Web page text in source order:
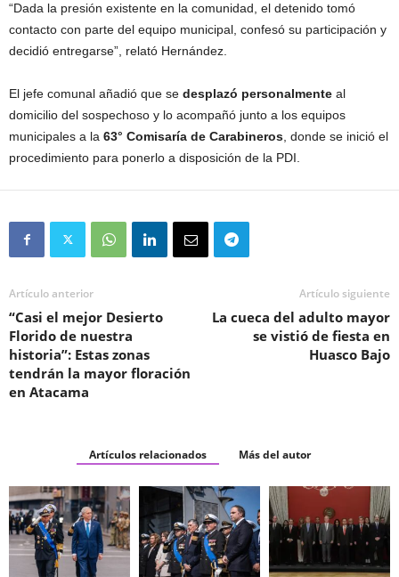
“Dada la presión existente en la comunidad, el detenido tomó
contacto con parte del equipo municipal, confesó su participación y
decidió entregarse”, relató Hernández.
El jefe comunal añadió que se desplazó personalmente al
domicilio del sospechoso y lo acompañó junto a los equipos
municipales a la 63° Comisaría de Carabineros , donde se inició el
procedimiento para ponerlo a disposición de la PDI.
Artículo anterior
“Casi el mejor Desierto
Florido de nuestra
historia”: Estas zonas
tendrán la mayor floración
en Atacama
Artículo siguiente
La cueca del adulto mayor
se vistió de fiesta en
Huasco Bajo
Artículos relacionados Más del autor